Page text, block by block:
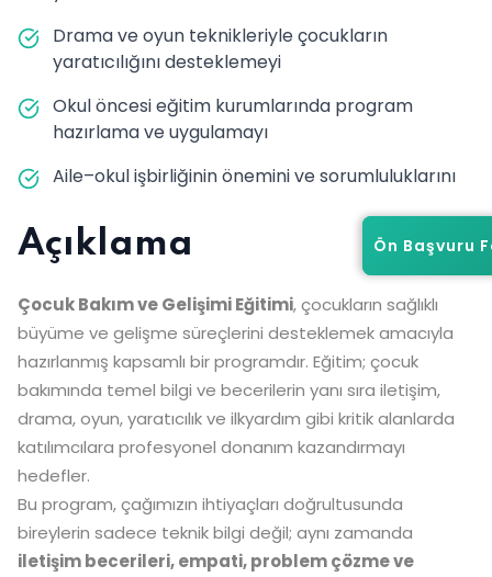
Ön Başvuru
Drama ve oyun teknikleriyle çocukların
yaratıcılığını desteklemeyi
Okul öncesi eğitim kurumlarında program
hazırlama ve uygulamayı
Aile–okul işbirliğinin önemini ve sorumluluklarını
Açıklama
Çocuk Bakım ve Gelişimi Eğitimi, çocukların sağlıklı
büyüme ve gelişme süreçlerini desteklemek amacıyla
hazırlanmış kapsamlı bir programdır. Eğitim; çocuk
bakımında temel bilgi ve becerilerin yanı sıra iletişim,
drama, oyun, yaratıcılık ve ilkyardım gibi kritik alanlarda
katılımcılara profesyonel donanım kazandırmayı
hedefler.
Bu program, çağımızın ihtiyaçları doğrultusunda
bireylerin sadece teknik bilgi değil; aynı zamanda
iletişim becerileri, empati, problem çözme ve
Ön Başvuru